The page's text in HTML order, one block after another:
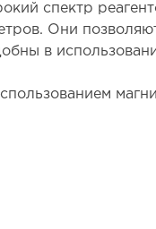
спектр
Они
в